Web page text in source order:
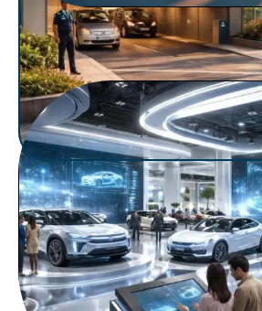
VOITURE
Voiture hybride haut de gamme :
choisir